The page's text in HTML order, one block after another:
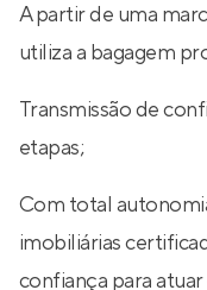
A partir de uma
utiliza a bagagem
Transmissão de
etapas;
Com total
imobiliárias
confiança para